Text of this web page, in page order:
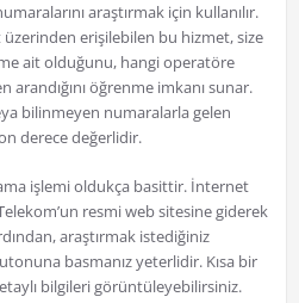
araştırmak için kullanılır.
erişilebilen bu hizmet, size
ait olduğunu, hangi operatöre
arandığını öğrenme imkanı sunar.
bilinmeyen numaralarla gelen
derece değerlidir.
işlemi oldukça basittir. İnternet
resmi web sitesine giderek
araştırmak istediğiniz
basmanız yeterlidir. Kısa bir
bilgileri görüntüleyebilirsiniz.